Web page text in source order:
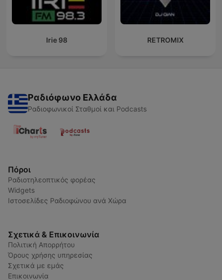
Irie 98 RETROMIX
Ραδιόφωνο Ελλάδα
Ραδιοφωνικοί Σταθμοί και Podcasts
Πόροι
Ραδιοτηλεοπτικός φορέας
Widgets
Ιστοσελίδες Ραδιοφώνου ανά Χώρα
Σχετικά & Επικοινωνία
Πολιτική Απορρήτου
Όρους χρήσης υπηρεσίας
Σχετικά με εμάς
Επικοινωνία